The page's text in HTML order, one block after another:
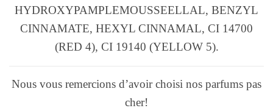
HYDROXYPAMPLEMOUSSEELLAL, BENZYL
CINNAMATE, HEXYL CINNAMAL, CI 14700
(RED 4), CI 19140 (YELLOW 5).
Nous vous remercions d’avoir choisi nos parfums pas
cher!